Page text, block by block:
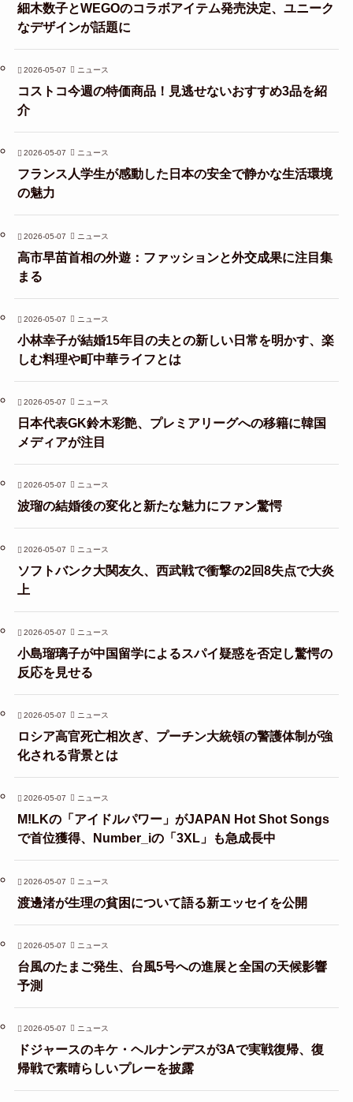
細木数子とWEGOのコラボアイテム発売決定、ユニーク
なデザインが話題に
2026-05-07 ニュース
コストコ今週の特価商品！見逃せないおすすめ3品を紹
介
2026-05-07 ニュース
フランス人学生が感動した日本の安全で静かな生活環境
の魅力
2026-05-07 ニュース
高市早苗首相の外遊：ファッションと外交成果に注目集
まる
2026-05-07 ニュース
小林幸子が結婚15年目の夫との新しい日常を明かす、楽
しむ料理や町中華ライフとは
2026-05-07 ニュース
日本代表GK鈴木彩艶、プレミアリーグへの移籍に韓国
メディアが注目
2026-05-07 ニュース
波瑠の結婚後の変化と新たな魅力にファン驚愕
2026-05-07 ニュース
ソフトバンク大関友久、西武戦で衝撃の2回8失点で大炎
上
2026-05-07 ニュース
小島瑠璃子が中国留学によるスパイ疑惑を否定し驚愕の
反応を見せる
2026-05-07 ニュース
ロシア高官死亡相次ぎ、プーチン大統領の警護体制が強
化される背景とは
2026-05-07 ニュース
M!LKの「アイドルパワー」がJAPAN Hot Shot Songs
で首位獲得、Number_iの「3XL」も急成長中
2026-05-07 ニュース
渡邊渚が生理の貧困について語る新エッセイを公開
2026-05-07 ニュース
台風のたまご発生、台風5号への進展と全国の天候影響
予測
2026-05-07 ニュース
ドジャースのキケ・ヘルナンデスが3Aで実戦復帰、復
帰戦で素晴らしいプレーを披露